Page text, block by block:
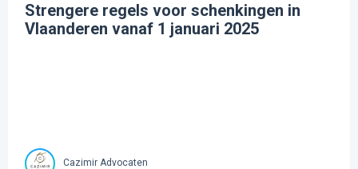
Strengere regels voor schenkingen in
Vlaanderen vanaf 1 januari 2025
Cazimir Advocaten